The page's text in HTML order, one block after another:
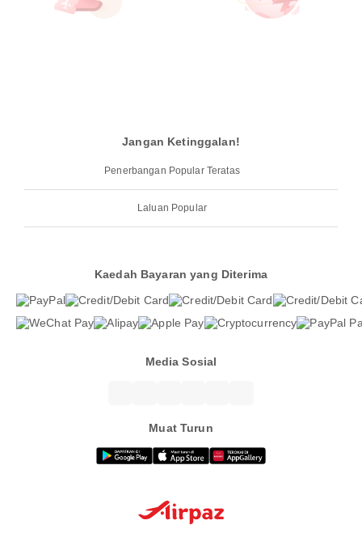
Jangan Ketinggalan!
Penerbangan Popular Teratas
Laluan Popular
Kaedah Bayaran yang Diterima
Media Sosial
Muat Turun